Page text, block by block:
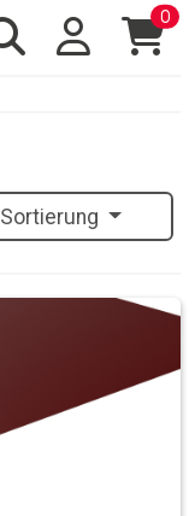
0
Sortierung